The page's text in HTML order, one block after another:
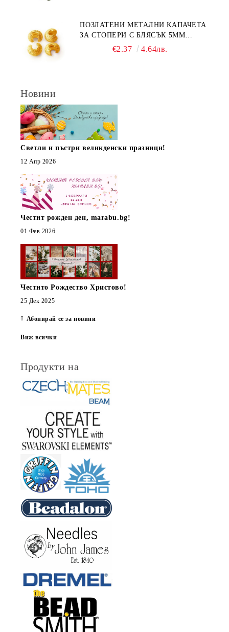
ПОЗЛАТЕНИ МЕТАЛНИ КАПАЧЕТА
ЗА СТОПЕРИ С БЛЯСЪК 5ММ
€2.37 4.64лв.
Новини
Светли и пъстри великденски празници!
12 Апр 2026
Честит рожден ден, marabu.bg!
01 Фев 2026
Честито Рождество Христово!
25 Дек 2025
Абонирай се за новини
Виж всички
Продукти на